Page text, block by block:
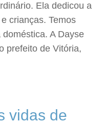
Ela dedicou a
crianças. Temos
A Dayse
prefeito de Vitória,
vidas de